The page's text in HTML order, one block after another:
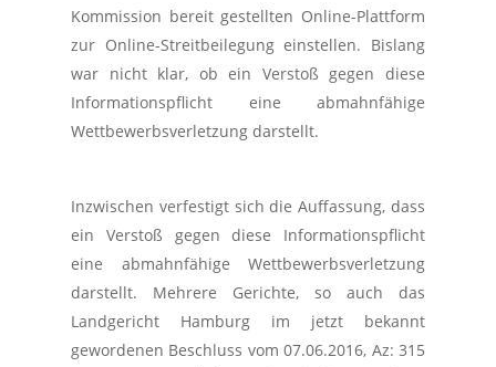
Kommission bereit gestellten Online-Plattform
zur Online-Streitbeilegung einstellen. Bislang
war nicht klar, ob ein Verstoß gegen diese
Informationspflicht eine abmahnfähige
Wettbewerbsverletzung darstellt.
Inzwischen verfestigt sich die Auffassung, dass
ein Verstoß gegen diese Informationspflicht
eine abmahnfähige Wettbewerbsverletzung
darstellt. Mehrere Gerichte, so auch das
Landgericht Hamburg im jetzt bekannt
gewordenen Beschluss vom 07.06.2016, Az: 315